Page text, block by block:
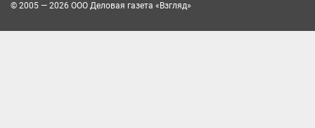
© 2005 — 2026 ООО Деловая газета «Взгляд»